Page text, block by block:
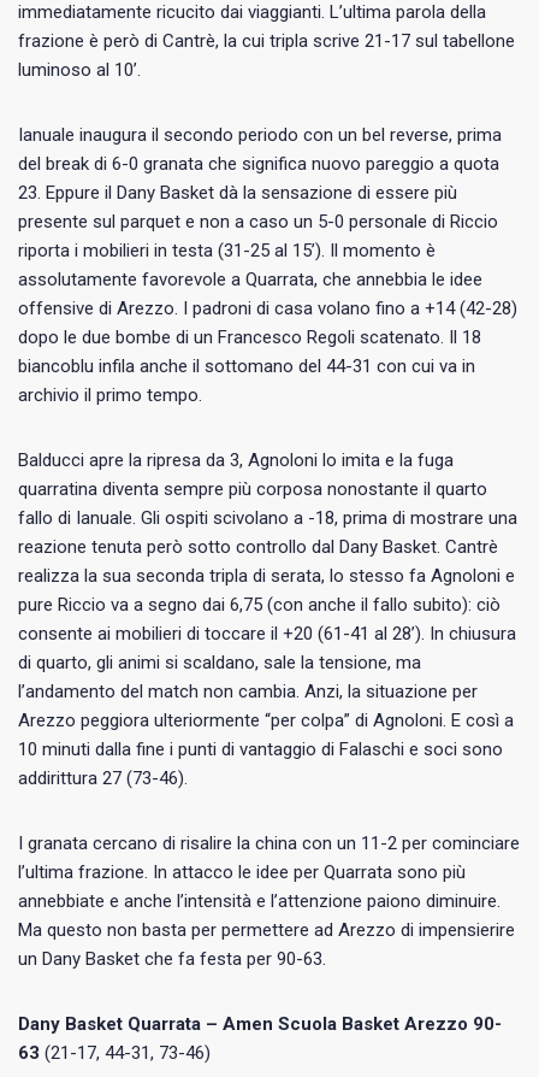
immediatamente ricucito dai viaggianti. L’ultima parola della
frazione è però di Cantrè, la cui tripla scrive 21-17 sul tabellone
luminoso al 10’.
Ianuale inaugura il secondo periodo con un bel reverse, prima
del break di 6-0 granata che significa nuovo pareggio a quota
23. Eppure il Dany Basket dà la sensazione di essere più
presente sul parquet e non a caso un 5-0 personale di Riccio
riporta i mobilieri in testa (31-25 al 15’). Il momento è
assolutamente favorevole a Quarrata, che annebbia le idee
offensive di Arezzo. I padroni di casa volano fino a +14 (42-28)
dopo le due bombe di un Francesco Regoli scatenato. Il 18
biancoblu infila anche il sottomano del 44-31 con cui va in
archivio il primo tempo.
Balducci apre la ripresa da 3, Agnoloni lo imita e la fuga
quarratina diventa sempre più corposa nonostante il quarto
fallo di Ianuale. Gli ospiti scivolano a -18, prima di mostrare una
reazione tenuta però sotto controllo dal Dany Basket. Cantrè
realizza la sua seconda tripla di serata, lo stesso fa Agnoloni e
pure Riccio va a segno dai 6,75 (con anche il fallo subito): ciò
consente ai mobilieri di toccare il +20 (61-41 al 28’). In chiusura
di quarto, gli animi si scaldano, sale la tensione, ma
l’andamento del match non cambia. Anzi, la situazione per
Arezzo peggiora ulteriormente “per colpa” di Agnoloni. E così a
10 minuti dalla fine i punti di vantaggio di Falaschi e soci sono
addirittura 27 (73-46).
I granata cercano di risalire la china con un 11-2 per cominciare
l’ultima frazione. In attacco le idee per Quarrata sono più
annebbiate e anche l’intensità e l’attenzione paiono diminuire.
Ma questo non basta per permettere ad Arezzo di impensierire
un Dany Basket che fa festa per 90-63.
Dany Basket Quarrata – Amen Scuola Basket Arezzo 90-
63 (21-17, 44-31, 73-46)